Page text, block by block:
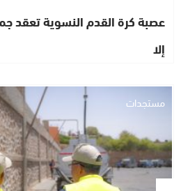
عصبة كرة القدم النسوية تعقد
إلا
مستجدات